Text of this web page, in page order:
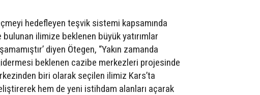
hedefleyen teşvik sistemi kapsamında
ilimize beklenen büyük yatırımlar
diyen Ötegen, “Yakın zamanda
beklenen cazibe merkezleri projesinde
biri olarak seçilen ilimiz Kars’ta
hem de yeni istihdam alanları açarak